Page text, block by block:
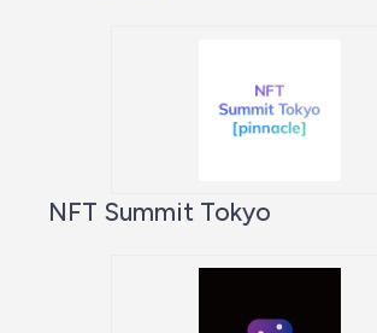
NFT Summit Tokyo